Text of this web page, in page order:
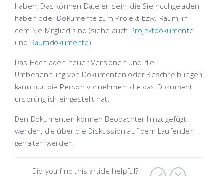
haben. Das können Dateien sein, die Sie hochgeladen
haben oder Dokumente zum Projekt bzw. Raum, in
dem Sie Mitglied sind (siehe auch Projektdokumente
und Raumdokumente).
Das Hochladen neuer Versionen und die
Umbenennung von Dokumenten oder Beschreibungen
kann nur die Person vornehmen, die das Dokument
ursprünglich eingestellt hat.
Den Dokumenten können Beobachter hinzugefügt
werden, die über die Diskussion auf dem Laufenden
gehalten werden.
Did you find this article helpful?